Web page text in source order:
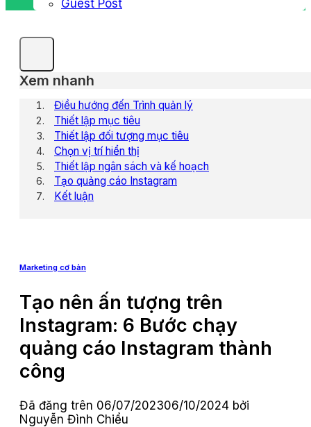
Guest Post
Xem nhanh
Điều hướng đến Trình quản lý
Thiết lập mục tiêu
Thiết lập đối tượng mục tiêu
Chọn vị trí hiển thị
Thiết lập ngân sách và kế hoạch
Tạo quảng cáo Instagram
Kết luận
Marketing cơ bản
Tạo nên ấn tượng trên
Instagram: 6 Bước chạy
quảng cáo Instagram thành
công
Đã đăng trên 06/07/202306/10/2024 bởi
Nguyễn Đình Chiểu